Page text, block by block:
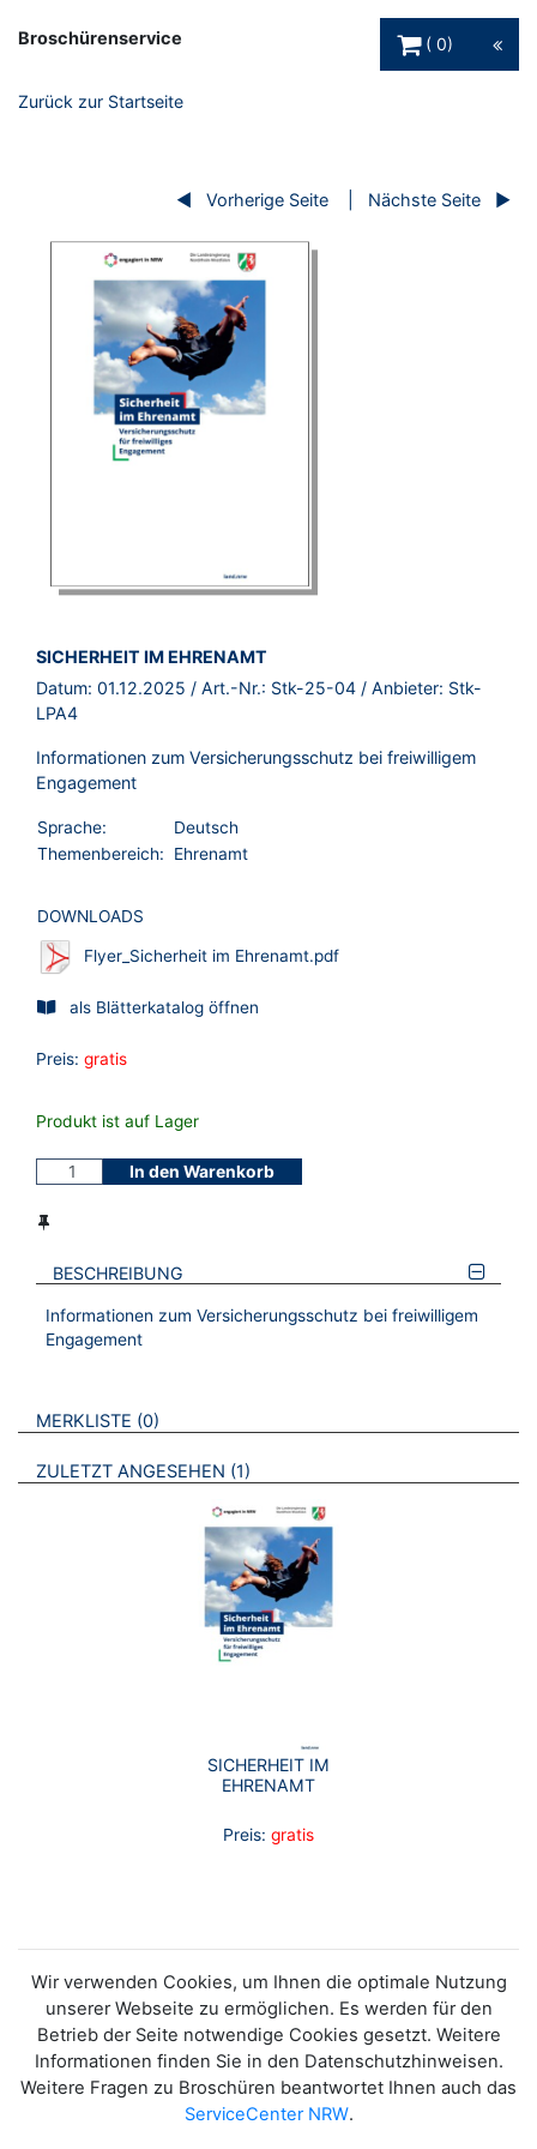
Broschürenservice
0
Zurück zur Startseite
Vorherige Seite Nächste Seite
BROSCHÜRE:
SICHERHEIT IM EHRENAMT
Datum: 01.12.2025 / Art.-Nr.: Stk-25-04 / Anbieter: Stk-
LPA4
Informationen zum Versicherungsschutz bei freiwilligem
Engagement
Sprache:
Deutsch
Themenbereich:
Ehrenamt
DOWNLOADS
Flyer_Sicherheit im Ehrenamt.pdf
als Blätterkatalog öffnen
Preis: gratis
Produkt ist auf Lager
In den Warenkorb
BESCHREIBUNG
Informationen zum Versicherungsschutz bei freiwilligem
Engagement
VERWEISE AUF VERMERKTE- ODER ZULETZT ANGESEHENE
MERKLISTE 0 BROSCHÜREN
ZULETZT ANGESEHEN 1 BROSCHÜREN
SICHERHEIT IM
EHRENAMT
Preis: gratis
Wir verwenden Cookies, um Ihnen die optimale Nutzung
unserer Webseite zu ermöglichen. Es werden für den
Betrieb der Seite notwendige Cookies gesetzt. Weitere
Informationen finden Sie in den Datenschutzhinweisen.
Weitere Fragen zu Broschüren beantwortet Ihnen auch das
ServiceCenter NRW.